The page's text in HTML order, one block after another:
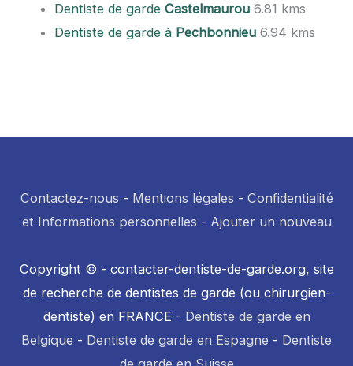
Dentiste de gardeCastelmaurou 6.81 kms
Dentiste de garde à Pechbonnieu 6.94 kms
Contactez-nous - Mentions légales - Confidentialité
et Informations personnelles - Ajouter un nouveau
Copyright © - contacter-dentiste-de-garde.org, site
de recherche de dentistes de garde (ou chirurgien-
dentiste) en FRANCE - Dentiste de garde en
Belgique - Dentiste de garde en Espagne - Dentiste